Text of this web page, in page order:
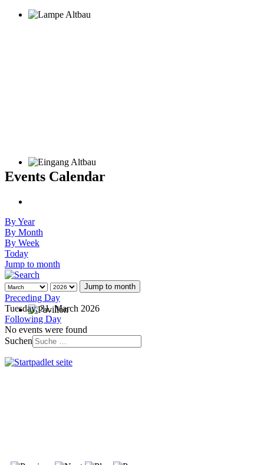
Events Calendar
By Year
By Month
By Week
Today
Jump to month
Jump to month
Preceding Day
Tuesday, 31. March 2026
Following Day
No events were found
Suchen